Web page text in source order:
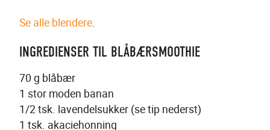
Se alle blendere
INGREDIENSER TIL BLÅBÆRSMOOTHIE
70 g blåbær
1 stor moden banan
1/2 tsk. lavendelsukker (se tip nederst)
1 tsk. akaciehonning